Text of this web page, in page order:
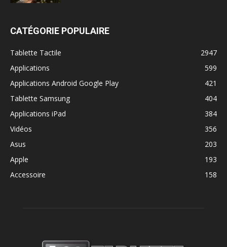
CATÉGORIE POPULAIRE
Tablette Tactile
2947
Applications
599
Applications Android Google Play
421
Tablette Samsung
404
Applications iPad
384
Vidéos
356
Asus
203
Apple
193
Accessoire
158